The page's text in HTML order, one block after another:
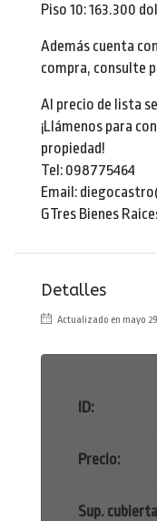
Piso 10: 163.300
Además cuenta
compra, consulte
Al precio de lista
¡Llámenos para
propiedad!
Tel: 098775464
Email:
GTres Bienes
Detalles
Actualizado en mayo
ID:
Precio:
Sup.